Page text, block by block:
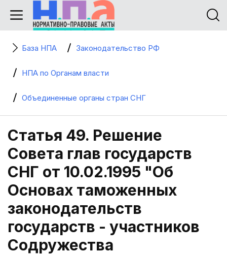
База НПА Законодательство РФ
НПА по Органам власти
Объединенные органы стран СНГ
Статья 49. Решение
Совета глав государств
СНГ от 10.02.1995 "Об
Основах таможенных
законодательств
государств - участников
Содружества